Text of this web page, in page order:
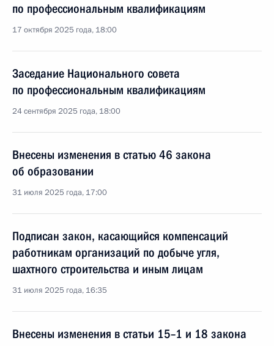
по профессиональным квалификациям
17 октября 2025 года, 18:00
Заседание Национального совета
по профессиональным квалификациям
24 сентября 2025 года, 18:00
Внесены изменения в статью 46 закона
об образовании
31 июля 2025 года, 17:00
Подписан закон, касающийся компенсаций
работникам организаций по добыче угля,
шахтного строительства и иным лицам
31 июля 2025 года, 16:35
Внесены изменения в статьи 15–1 и 18 закона